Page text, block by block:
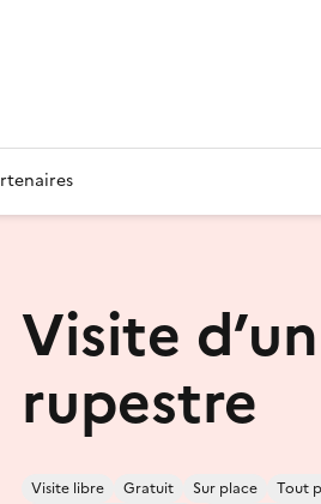
Visite
rupestre
Visite libre Gratuit Sur place Tout